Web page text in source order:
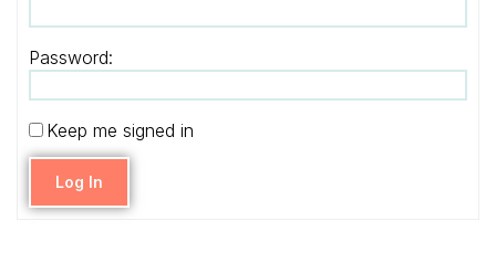
Password:
Keep me signed in
Log In